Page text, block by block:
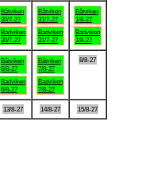
Båtviken
30/7-27
Badviken
30/7-27
Båtviken
31/7-27
Badviken
31/7-27
Båtviken
1/8-27
Badviken
1/8-27
Båtviken
6/8-27
Badviken
6/8-27
Båtviken
7/8-27
Badviken
7/8-27
8/8-27
13/8-27 14/8-27 15/8-27